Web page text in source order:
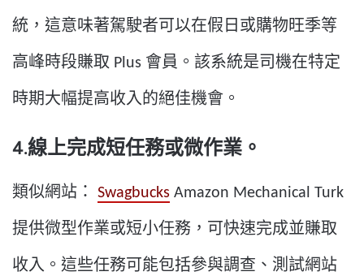
統，這意味著駕駛者可以在假日或購物旺季等
高峰時段賺取 Plus 會員。該系統是司機在特定
時期大幅提高收入的絕佳機會。
4.線上完成短任務或微作業。
類似網站： Swagbucks Amazon Mechanical Turk
提​​供微型作業或短小任務，可快速完成並賺取
收入。這些任務可能包括參與調查、測試網站